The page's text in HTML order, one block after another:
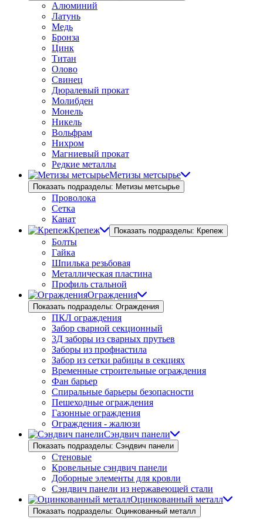
Алюминий
Латунь
Медь
Бронза
Цинк
Титан
Олово
Свинец
Дюралевый прокат
Молибден
Монель
Никель
Вольфрам
Нихром
Магниевый прокат
Редкие металлы
Метизы метсырье
Показать подразделы: Метизы метсырье
Проволока
Сетка
Канат
Крепеж
Показать подразделы: Крепеж
Болты
Гайка
Шпилька резьбовая
Металлическая пластина
Профиль стальной
Ограждения
Показать подразделы: Ограждения
ПКЛ ограждения
Забор сварной секционный
3Д заборы из сварных прутьев
Заборы из профнастила
Забор из сетки рабицы в секциях
Временные строительные ограждения
Фан барьер
Спиральные барьеры безопасности
Пешеходные ограждения
Газонные ограждения
Ограждения - жалюзи
Сэндвич панели
Показать подразделы: Сэндвич панели
Стеновые
Кровельные сэндвич панели
Доборные элементы для кровли
Сэндвич панели из нержавеющей стали
Оцинкованный металл
Показать подразделы: Оцинкованный металл